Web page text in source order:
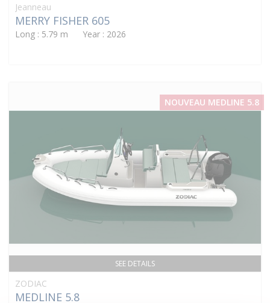
Jeanneau
MERRY FISHER 605
Long : 5.79 m Year : 2026
SEE DETAILS
NOUVEAU MEDLINE 5.8
ZODIAC
MEDLINE 5.8